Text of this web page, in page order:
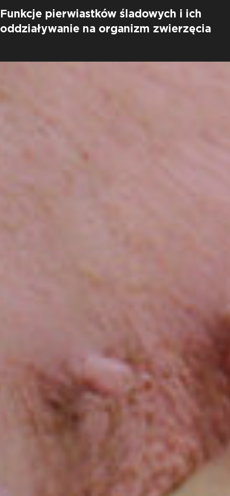
Funkcje pierwiastków śladowych i ich
oddziaływanie na organizm zwierzęcia